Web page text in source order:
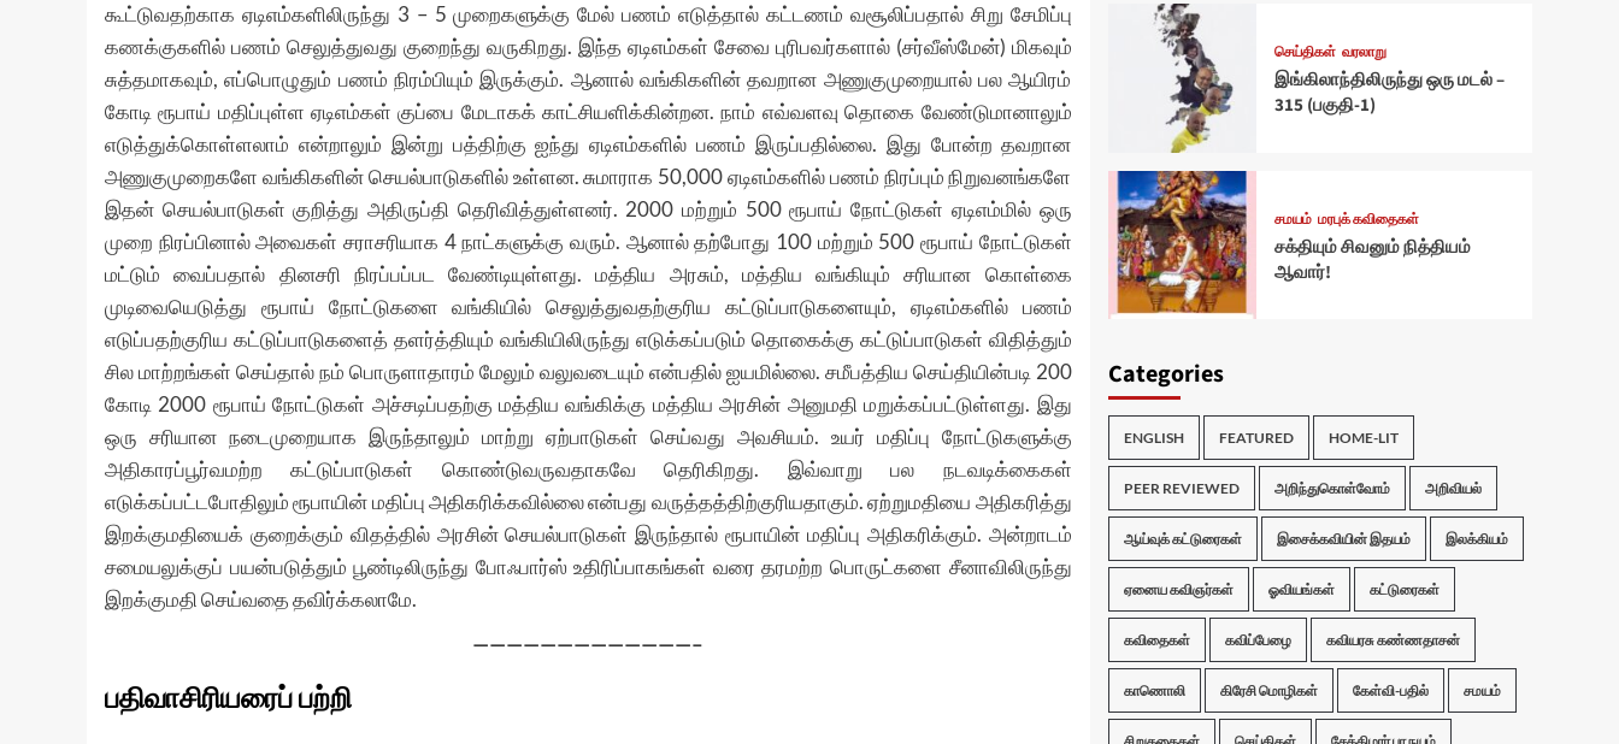
கூட்டுவதற்காக ஏடிஎம்களிலிருந்து 3 – 5 முறைகளுக்கு மேல் பணம் எடுத்தால் கட்டணம் வசூலிப்பதால் சிறு சேமிப்பு
கணக்குகளில் பணம் செலுத்துவது குறைந்து வருகிறது. இந்த ஏடிஎம்கள் சேவை புரிபவர்களால் (சர்வீஸ்மேன்) மிகவும்
சுத்தமாகவும், எப்பொழுதும் பணம் நிரம்பியும் இருக்கும். ஆனால் வங்கிகளின் தவறான அணுகுமுறையால் பல ஆயிரம்
கோடி ரூபாய் மதிப்புள்ள ஏடிஎம்கள் குப்பை மேடாகக் காட்சியளிக்கின்றன. நாம் எவ்வளவு தொகை வேண்டுமானாலும்
எடுத்துக்கொள்ளலாம் என்றாலும் இன்று பத்திற்கு ஐந்து ஏடிஎம்களில் பணம் இருப்பதில்லை. இது போன்ற தவறான
அணுகுமுறைகளே வங்கிகளின் செயல்பாடுகளில் உள்ளன. சுமாராக 50,000 ஏடிஎம்களில் பணம் நிரப்பும் நிறுவனங்களே
இதன் செயல்பாடுகள் குறித்து அதிருப்தி தெரிவித்துள்ளனர். 2000 மற்றும் 500 ரூபாய் நோட்டுகள் ஏடிஎம்மில் ஒரு
முறை நிரப்பினால் அவைகள் சராசரியாக 4 நாட்களுக்கு வரும். ஆனால் தற்போது 100 மற்றும் 500 ரூபாய் நோட்டுகள்
மட்டும் வைப்பதால் தினசரி நிரப்பப்பட வேண்டியுள்ளது. மத்திய அரசும், மத்திய வங்கியும் சரியான கொள்கை
முடிவையெடுத்து ரூபாய் நோட்டுகளை வங்கியில் செலுத்துவதற்குரிய கட்டுப்பாடுகளையும், ஏடிஎம்களில் பணம்
எடுப்பதற்குரிய கட்டுப்பாடுகளைத் தளர்த்தியும் வங்கியிலிருந்து எடுக்கப்படும் தொகைக்கு கட்டுப்பாடுகள் விதித்தும்
சில மாற்றங்கள் செய்தால் நம் பொருளாதாரம் மேலும் வலுவடையும் என்பதில் ஐயமில்லை. சமீபத்திய செய்தியின்படி 200
கோடி 2000 ரூபாய் நோட்டுகள் அச்சடிப்பதற்கு மத்திய வங்கிக்கு மத்திய அரசின் அனுமதி மறுக்கப்பட்டுள்ளது. இது
ஒரு சரியான நடைமுறையாக இருந்தாலும் மாற்று ஏற்பாடுகள் செய்வது அவசியம். உயர் மதிப்பு நோட்டுகளுக்கு
அதிகாரப்பூர்வமற்ற கட்டுப்பாடுகள் கொண்டுவருவதாகவே தெரிகிறது. இவ்வாறு பல நடவடிக்கைகள்
எடுக்கப்பட்டபோதிலும் ரூபாயின் மதிப்பு அதிகரிக்கவில்லை என்பது வருத்தத்திற்குரியதாகும். ஏற்றுமதியை அதிகரித்து
இறக்குமதியைக் குறைக்கும் விதத்தில் அரசின் செயல்பாடுகள் இருந்தால் ரூபாயின் மதிப்பு அதிகரிக்கும். அன்றாடம்
சமையலுக்குப் பயன்படுத்தும் பூண்டிலிருந்து போஃபார்ஸ் உதிரிப்பாகங்கள் வரை தரமற்ற பொருட்களை சீனாவிலிருந்து
இறக்குமதி செய்வதை தவிர்க்கலாமே.
—————————————–
பதிவாசிரியரைப் பற்றி
செய்திகள் வரலாறு
இங்கிலாந்திலிருந்து ஒரு மடல் –
315 (பகுதி-1)
சமயம் மரபுக் கவிதைகள்
சக்தியும் சிவனும் நித்தியம்
ஆவார்!
Categories
ENGLISH FEATURED HOME-LIT
PEER REVIEWED அறிந்துகொள்வோம் அறிவியல்
ஆய்வுக் கட்டுரைகள் இசைக்கவியின் இதயம் இலக்கியம்
ஏனைய கவிஞர்கள் ஓவியங்கள் கட்டுரைகள்
கவிதைகள் கவிப்பேழை கவியரசு கண்ணதாசன்
காணொலி கிரேசி மொழிகள் கேள்வி-பதில் சமயம்